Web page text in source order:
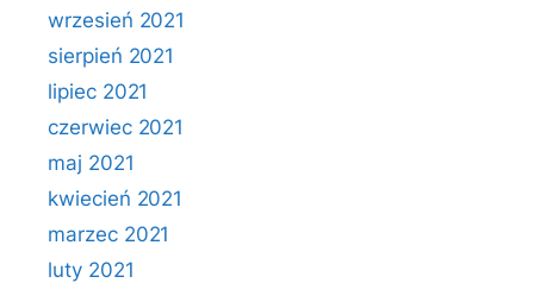
wrzesień 2021
sierpień 2021
lipiec 2021
czerwiec 2021
maj 2021
kwiecień 2021
marzec 2021
luty 2021